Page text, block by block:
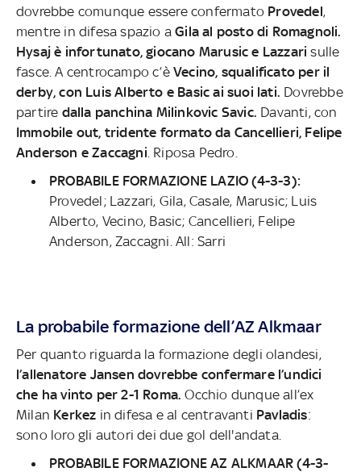
dovrebbe comunque essere confermato Provedel,
mentre in difesa spazio aGila al posto di Romagnoli.
Hysaj è infortunato, giocano Marusic e Lazzarisulle
fasce. A centrocampo c’è Vecino, squalificato per il
derby, con Luis Alberto e Basic ai suoi lati. Dovrebbe
partire dalla panchina Milinkovic Savic. Davanti, con
Immobile out, tridente formato da Cancellieri, Felipe
Anderson e Zaccagni . Riposa Pedro.
PROBABILE FORMAZIONE LAZIO (4-3-3):
Provedel; Lazzari, Gila, Casale, Marusic; Luis
Alberto, Vecino, Basic; Cancellieri, Felipe
Anderson, Zaccagni. All: Sarri
La probabile formazione dell’AZ Alkmaar
Per quanto riguarda la formazione degli olandesi,
l’allenatore Jansen dovrebbe confermare l’undici
che ha vinto per 2-1 Roma.Occhio dunque all’ex
Milan Kerkez in difesa e al centravanti Pavladis:
sono loro gli autori dei due gol dell'andata.
PROBABILE FORMAZIONE AZ ALKMAAR (4-3-